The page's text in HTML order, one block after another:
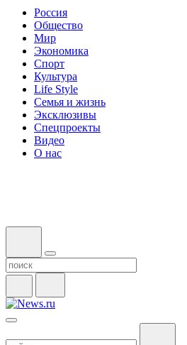
Россия
Общество
Мир
Экономика
Спорт
Культура
Life Style
Семья и жизнь
Эксклюзивы
Спецпроекты
Видео
О нас